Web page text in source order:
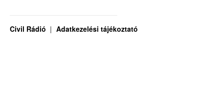
Civil Rádió Adatkezelési tájékoztató